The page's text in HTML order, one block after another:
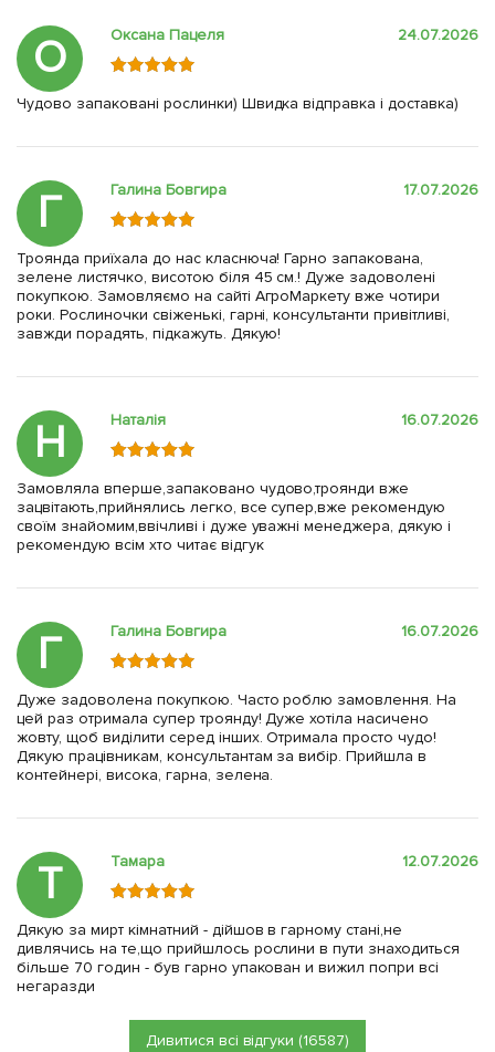
О Оксана Пацеля 24.07.2026
Чудово запаковані рослинки) Швидка відправка і доставка)
Г Галина Бовгира 17.07.2026
Троянда приїхала до нас класнюча! Гарно запакована,
зелене листячко, висотою біля 45 см.! Дуже задоволені
покупкою. Замовляємо на сайті АгроМаркету вже чотири
роки. Рослиночки свіженькі, гарні, консультанти привітливі,
завжди порадять, підкажуть. Дякую!
Н Наталія 16.07.2026
Замовляла вперше,запаковано чудово,троянди вже
зацвітають,прийнялись легко, все супер,вже рекомендую
своїм знайомим,ввічливі і дуже уважні менеджера, дякую і
рекомендую всім хто читає відгук
Г Галина Бовгира 16.07.2026
Дуже задоволена покупкою. Часто роблю замовлення. На
цей раз отримала супер троянду! Дуже хотіла насичено
жовту, щоб виділити серед інших. Отримала просто чудо!
Дякую працівникам, консультантам за вибір. Прийшла в
контейнері, висока, гарна, зелена.
Т Тамара 12.07.2026
Дякую за мирт кімнатний - дійшов в гарному стані,не
дивлячись на те,що прийшлось рослини в пути знаходиться
більше 70 годин - був гарно упакован и вижил попри всі
негаразди
Дивитися всі відгуки (16587)